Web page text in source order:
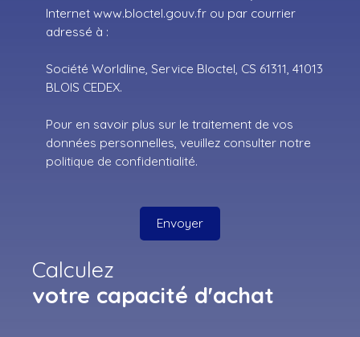
Internet www.bloctel.gouv.fr ou par courrier
adressé à :
Société Worldline, Service Bloctel, CS 61311, 41013
BLOIS CEDEX.
Pour en savoir plus sur le traitement de vos
données personnelles, veuillez consulter notre
politique de confidentialité.
Envoyer
Calculez
votre capacité d'achat